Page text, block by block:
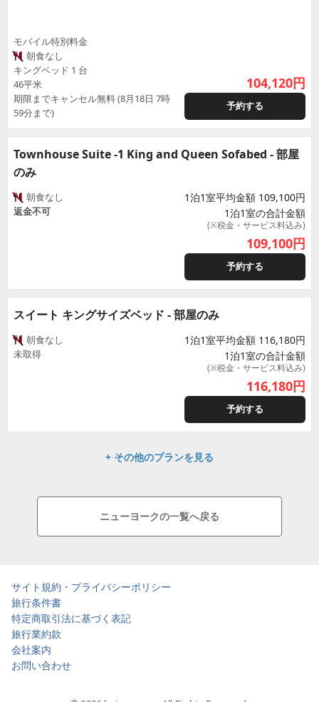
モバイル特別料金
朝食なし
キングベッド 1 台
46平米
期限までキャンセル無料 (8月18日 7時
59分まで)
104,120円
予約する
Townhouse Suite -1 King and Queen Sofabed - 部屋
のみ
朝食なし
返金不可
1泊1室平均金額 109,100円
1泊1室の合計金額
(※税金・サービス料込み)
109,100円
予約する
スイート キングサイズベッド - 部屋のみ
朝食なし
未取得
1泊1室平均金額 116,180円
1泊1室の合計金額
(※税金・サービス料込み)
116,180円
予約する
+ その他のプランを見る
ニューヨークの一覧へ戻る
サイト規約・プライバシーポリシー
旅行条件書
特定商取引法に基づく表記
旅行業約款
会社案内
お問い合わせ